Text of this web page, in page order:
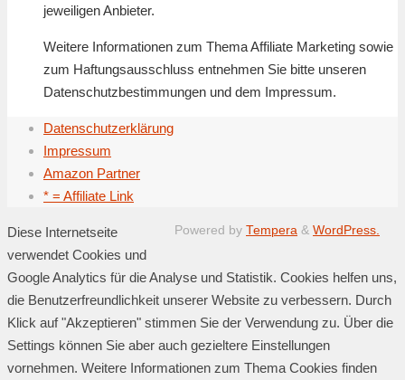
jeweiligen Anbieter.
Weitere Informationen zum Thema Affiliate Marketing sowie
zum Haftungsausschluss entnehmen Sie bitte unseren
Datenschutzbestimmungen und dem Impressum.
Datenschutzerklärung
Impressum
Amazon Partner
* = Affiliate Link
Powered by Tempera & WordPress.
Diese Internetseite
verwendet Cookies und
Google Analytics für die Analyse und Statistik. Cookies helfen uns,
die Benutzerfreundlichkeit unserer Website zu verbessern. Durch
Klick auf "Akzeptieren" stimmen Sie der Verwendung zu. Über die
Settings können Sie aber auch gezieltere Einstellungen
vornehmen. Weitere Informationen zum Thema Cookies finden